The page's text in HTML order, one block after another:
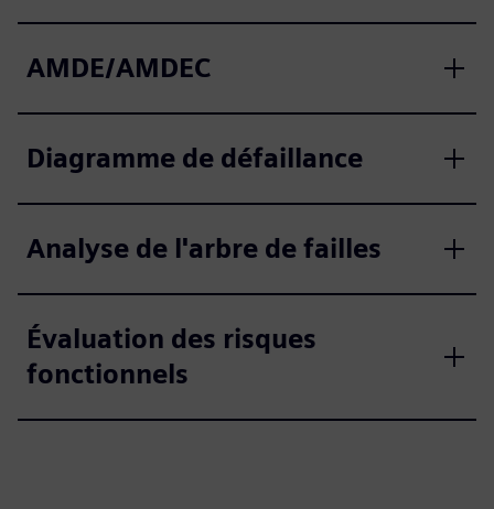
AMDE/AMDEC
Diagramme de défaillance
Analyse de l'arbre de failles
Évaluation des risques
fonctionnels